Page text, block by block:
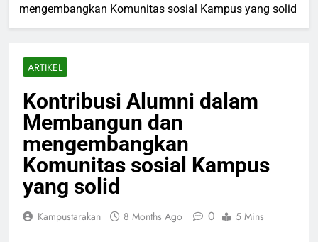
mengembangkan Komunitas sosial Kampus yang solid
ARTIKEL
Kontribusi Alumni dalam
Membangun dan
mengembangkan
Komunitas sosial Kampus
yang solid
Kampustarakan 8 Months Ago 0 5 Mins